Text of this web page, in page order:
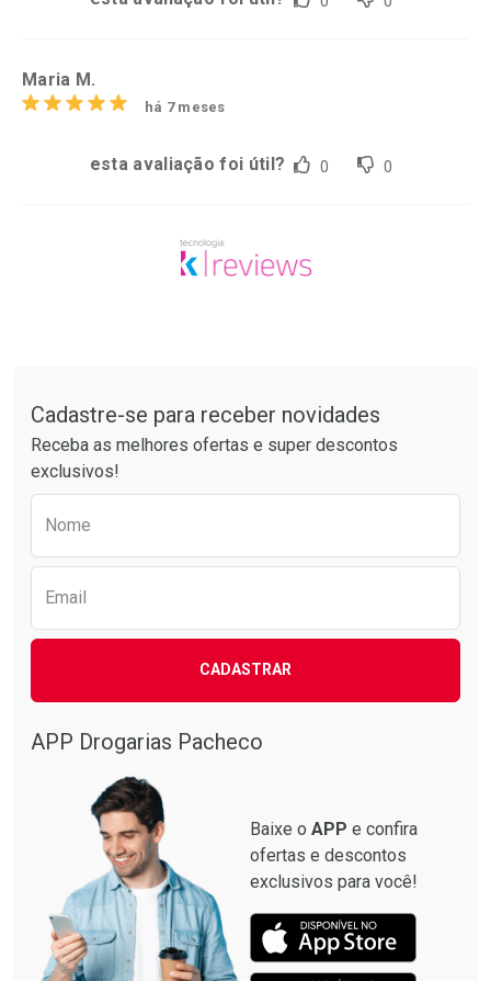
Maria M.
há 7 meses
esta avaliação foi útil? 0 0
Cadastre-se para receber novidades
Receba as melhores ofertas e super descontos
exclusivos!
Nome
Email
CADASTRAR
APP Drogarias Pacheco
Baixe o APP e confira
ofertas e descontos
exclusivos para você!